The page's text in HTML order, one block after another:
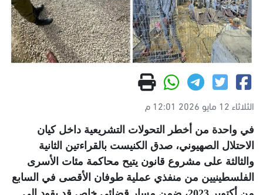
الثلاثاء 12 مايو 2026 12:01 م
في واحدة من أخطر التحولات التشريعية داخل كيان
الاحتلال الصهيوني، صدق الكنيست بالقراءتين الثانية
والثالثة على مشروع قانون يتيح محاكمة مئات الأسرى
الفلسطينيين من منفذي عملية طوفان الأقصى في السابع